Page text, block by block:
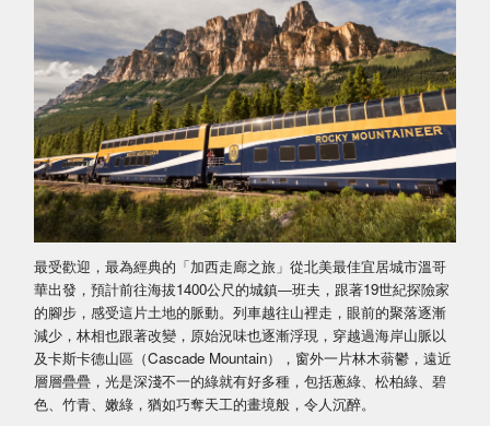
最受歡迎，最為經典的「加西走廊之旅」從北美最佳宜居城市溫哥
華出發，預計前往海拔1400公尺的城鎮―班夫，跟著19世紀探險家
的腳步，感受這片土地的脈動。列車越往山裡走，眼前的聚落逐漸
減少，林相也跟著改變，原始況味也逐漸浮現，穿越過海岸山脈以
及卡斯卡德山區（Cascade Mountain），窗外一片林木蓊鬱，遠近
層層疊疊，光是深淺不一的綠就有好多種，包括蔥綠、松柏綠、碧
色、竹青、嫩綠，猶如巧奪天工的畫境般，令人沉醉。